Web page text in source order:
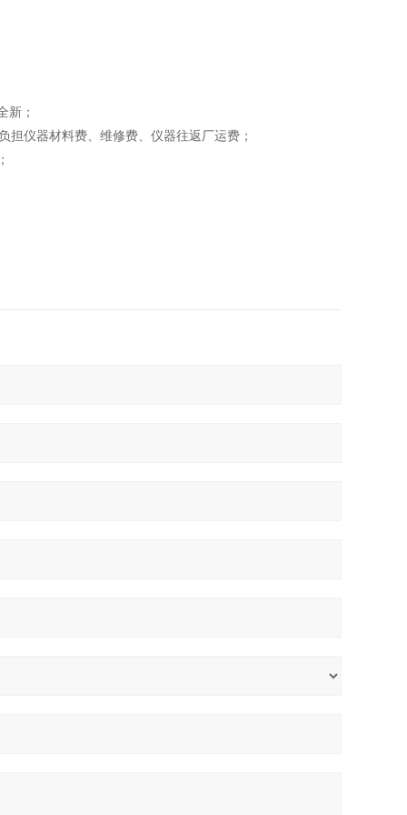
新；
仪器材料费、维修费、仪器往返厂运费；